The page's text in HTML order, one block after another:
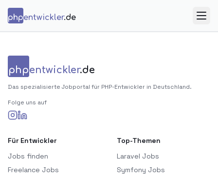
phpentwickler.de
phpentwickler.de
Das spezialisierte Jobportal für PHP-Entwickler in Deutschland.
Folge uns auf
Für Entwickler
Jobs finden
Freelance Jobs
Top-Themen
Laravel Jobs
Symfony Jobs